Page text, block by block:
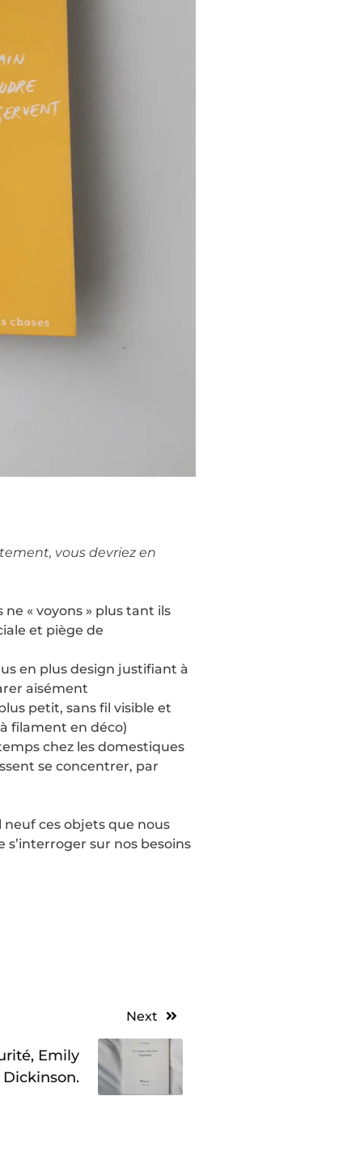
vous devriez en
« voyons » plus tant ils
et piège de
en plus design justifiant à
aisément
petit, sans fil visible et
filament en déco)
chez les domestiques
se concentrer, par
ces objets que nous
sur nos besoins
Next
Emily
Dickinson.